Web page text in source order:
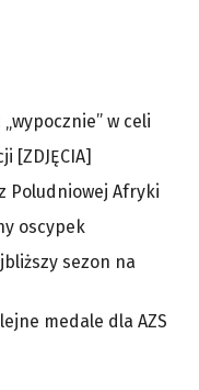
w celi
[ZDJĘCIA]
Poludniowej Afryki
oscypek
sezon na
medale dla AZS